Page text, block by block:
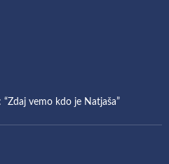
vemo kdo je Natjaša”